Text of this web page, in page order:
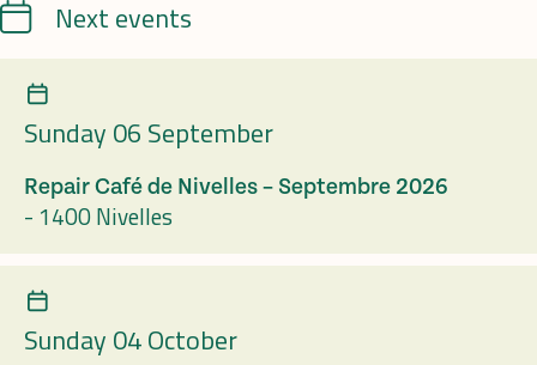
CalendrierNext events
Sunday 06 September
Repair Café de Nivelles – Septembre 2026
- 1400 Nivelles
Sunday 04 October